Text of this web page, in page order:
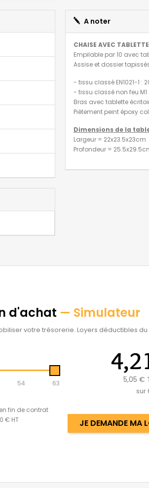
A noter
CHAISE AVEC
Empilable par 10 avec
Assise et dossier
- tissu classé EN1021-1 :
- tissu classé non feu M1
Bras avec tablette
Piétement peint époxy
Dimensions de la
Largeur = 22x23.5x23cm
Profondeur =
d'achat — Simulateur
votre trésorerie. Loyers déductibles du
54
63
fin de contrat
€ HT
5,05 €
sur
JE DEMANDE MA